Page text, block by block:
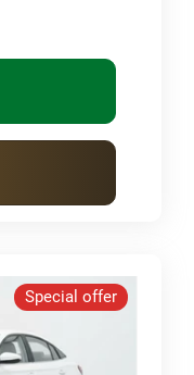
Special offer